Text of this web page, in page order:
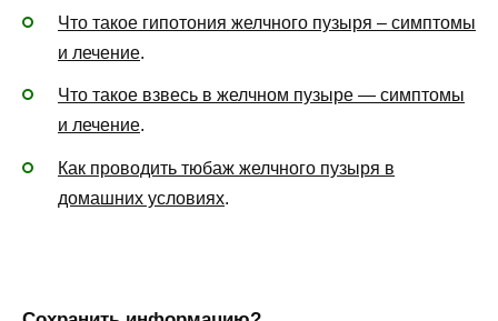
Что такое гипотония желчного пузыря – симптомы
и лечение.
Что такое взвесь в желчном пузыре — симптомы
и лечение.
Как проводить тюбаж желчного пузыря в
домашних условиях.